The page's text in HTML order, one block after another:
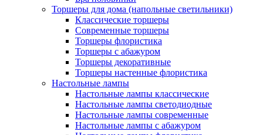
Торшеры для дома (напольные светильники)
Классические торшеры
Современные торшеры
Торшеры флористика
Торшеры с абажуром
Торшеры декоративные
Торшеры настенные флористика
Настольные лампы
Настольные лампы классические
Настольные лампы светодиодные
Настольные лампы современные
Настольные лампы с абажуром